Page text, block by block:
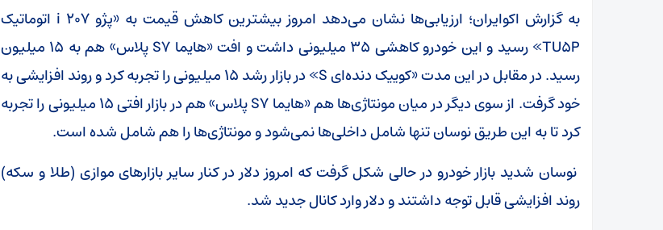
به گزارش اکوایران؛ ارزیابی‌ها نشان می‌دهد امروز بیشترین کاهش قیمت به «پژو i 207 اتوماتیک
TU5P» رسید و این خودرو کاهشی ۳۵ میلیونی داشت و افت «هایما S7 پلاس» هم به ۱۵ میلیون
رسید. در مقابل در این مدت «کوییک دنده‌ای S» در بازار رشد ۱۵ میلیونی را تجربه کرد و روند افزایشی به
خود گرفت. از سوی دیگر در میان مونتاژی‌ها هم «هایما S7 پلاس» هم در بازار افتی ۱۵ میلیونی را تجربه
کرد تا به این طریق نوسان تنها شامل داخلی‌ها نمی‌شود و مونتاژی‌ها را هم شامل شده است.
نوسان شدید بازار خودرو در حالی شکل گرفت که امروز دلار در کنار سایر بازارهای موازی (طلا و سکه)
روند افزایشی قابل توجه داشتند و دلار وارد کانال جدید شد.